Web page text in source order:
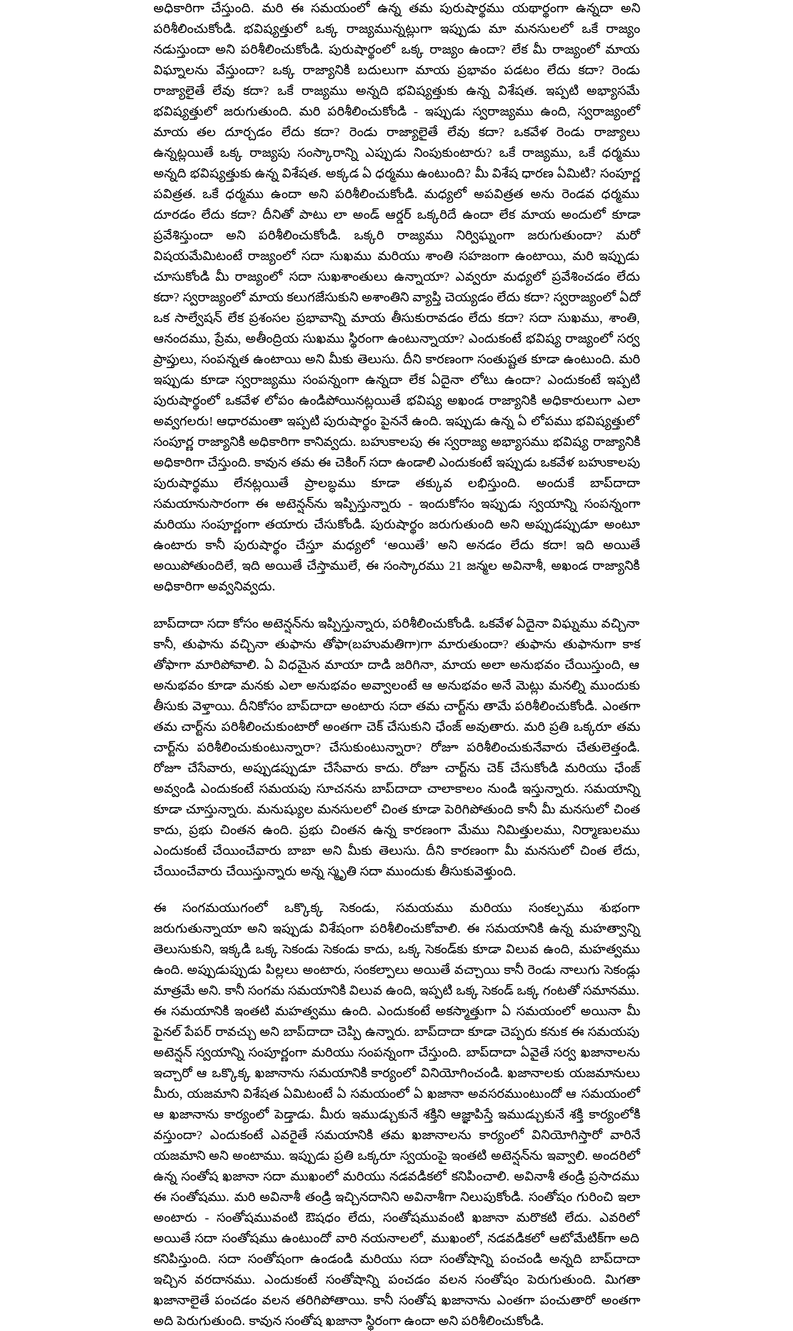
అధికారిగా చేస్తుంది. మరి ఈ సమయంలో ఉన్న తమ పురుషార్థము యథార్థంగా ఉన్నదా అని
పరిశీలించుకోండి. భవిష్యత్తులో ఒక్క రాజ్యమున్నట్లుగా ఇప్పుడు మా మనసులలో ఒకే రాజ్యం
నడుస్తుందా అని పరిశీలించుకోండి. పురుషార్థంలో ఒక్క రాజ్యం ఉందా? లేక మీ రాజ్యంలో మాయ
విఘ్నాలను వేస్తుందా? ఒక్క రాజ్యానికి బదులుగా మాయ ప్రభావం పడటం లేదు కదా? రెండు
రాజ్యాలైతే లేవు కదా? ఒకే రాజ్యము అన్నది భవిష్యత్తుకు ఉన్న విశేషత. ఇప్పటి అభ్యాసమే
భవిష్యత్తులో జరుగుతుంది. మరి పరిశీలించుకోండి - ఇప్పుడు స్వరాజ్యము ఉంది, స్వరాజ్యంలో
మాయ తల దూర్చడం లేదు కదా? రెండు రాజ్యాలైతే లేవు కదా? ఒకవేళ రెండు రాజ్యాలు
ఉన్నట్లయితే ఒక్క రాజ్యపు సంస్కారాన్ని ఎప్పుడు నింపుకుంటారు? ఒకే రాజ్యము, ఒకే ధర్మము
అన్నది భవిష్యత్తుకు ఉన్న విశేషత. అక్కడ ఏ ధర్మము ఉంటుంది? మీ విశేష ధారణ ఏమిటి? సంపూర్ణ
పవిత్రత. ఒకే ధర్మము ఉందా అని పరిశీలించుకోండి. మధ్యలో అపవిత్రత అను రెండవ ధర్మము
దూరడం లేదు కదా? దీనితో పాటు లా అండ్‌ ఆర్డర్‌ ఒక్కరిదే ఉందా లేక మాయ అందులో కూడా
ప్రవేశిస్తుందా అని పరిశీలించుకోండి. ఒక్కరి రాజ్యము నిర్విఘ్నంగా జరుగుతుందా? మరో
విషయమేమిటంటే రాజ్యంలో సదా సుఖము మరియు శాంతి సహజంగా ఉంటాయి, మరి ఇప్పుడు
చూసుకోండి మీ రాజ్యంలో సదా సుఖశాంతులు ఉన్నాయా? ఎవ్వరూ మధ్యలో ప్రవేశించడం లేదు
కదా? స్వరాజ్యంలో మాయ కలుగజేసుకుని అశాంతిని వ్యాప్తి చెయ్యడం లేదు కదా? స్వరాజ్యంలో ఏదో
ఒక సాల్వేషన్‌ లేక ప్రశంసల ప్రభావాన్ని మాయ తీసుకురావడం లేదు కదా? సదా సుఖము, శాంతి,
ఆనందము, ప్రేమ, అతీంద్రియ సుఖము స్థిరంగా ఉంటున్నాయా? ఎందుకంటే భవిష్య రాజ్యంలో సర్వ
ప్రాప్తులు, సంపన్నత ఉంటాయి అని మీకు తెలుసు. దీని కారణంగా సంతుష్టత కూడా ఉంటుంది. మరి
ఇప్పుడు కూడా స్వరాజ్యము సంపన్నంగా ఉన్నదా లేక ఏదైనా లోటు ఉందా? ఎందుకంటే ఇప్పటి
పురుషార్థంలో ఒకవేళ లోపం ఉండిపోయినట్లయితే భవిష్య అఖండ రాజ్యానికి అధికారులుగా ఎలా
అవ్వగలరు! ఆధారమంతా ఇప్పటి పురుషార్థం పైననే ఉంది. ఇప్పుడు ఉన్న ఏ లోపము భవిష్యత్తులో
సంపూర్ణ రాజ్యానికి అధికారిగా కానివ్వదు. బహుకాలపు ఈ స్వరాజ్య అభ్యాసము భవిష్య రాజ్యానికి
అధికారిగా చేస్తుంది. కావున తమ ఈ చెకింగ్‌ సదా ఉండాలి ఎందుకంటే ఇప్పుడు ఒకవేళ బహుకాలపు
పురుషార్థము లేనట్లయితే ప్రాలబ్ధము కూడా తక్కువ లభిస్తుంది. అందుకే బాప్‌దాదా
సమయానుసారంగా ఈ అటెన్షన్‌ను ఇప్పిస్తున్నారు - ఇందుకోసం ఇప్పుడు స్వయాన్ని సంపన్నంగా
మరియు సంపూర్ణంగా తయారు చేసుకోండి. పురుషార్థం జరుగుతుంది అని అప్పుడప్పుడూ అంటూ
ఉంటారు కానీ పురుషార్థం చేస్తూ మధ్యలో ‘అయితే’ అని అనడం లేదు కదా! ఇది అయితే
అయిపోతుందిలే, ఇది అయితే చేస్తాములే, ఈ సంస్కారము 21 జన్మల అవినాశీ, అఖండ రాజ్యానికి
అధికారిగా అవ్వనివ్వదు.
బాప్‌దాదా సదా కోసం అటెన్షన్‌ను ఇప్పిస్తున్నారు, పరిశీలించుకోండి. ఒకవేళ ఏదైనా విఘ్నము వచ్చినా
కానీ, తుఫాను వచ్చినా తుఫాను తోఫా(బహుమతిగా)గా మారుతుందా? తుఫాను తుఫానుగా కాక
తోఫాగా మారిపోవాలి. ఏ విధమైన మాయా దాడి జరిగినా, మాయ అలా అనుభవం చేయిస్తుంది, ఆ
అనుభవం కూడా మనకు ఎలా అనుభవం అవ్వాలంటే ఆ అనుభవం అనే మెట్లు మనల్ని ముందుకు
తీసుకు వెళ్తాయి. దీనికోసం బాప్‌దాదా అంటారు సదా తమ చార్ట్‌ను తామే పరిశీలించుకోండి. ఎంతగా
తమ చార్ట్‌ను పరిశీలించుకుంటారో అంతగా చెక్‌ చేసుకుని ఛేంజ్‌ అవుతారు. మరి ప్రతి ఒక్కరూ తమ
చార్ట్‌ను పరిశీలించుకుంటున్నారా? చేసుకుంటున్నారా? రోజూ పరిశీలించుకునేవారు చేతులెత్తండి.
రోజూ చేసేవారు, అప్పుడప్పుడూ చేసేవారు కాదు. రోజూ చార్ట్‌ను చెక్‌ చేసుకోండి మరియు ఛేంజ్‌
అవ్వండి ఎందుకంటే సమయపు సూచనను బాప్‌దాదా చాలాకాలం నుండి ఇస్తున్నారు. సమయాన్ని
కూడా చూస్తున్నారు. మనుష్యుల మనసులలో చింత కూడా పెరిగిపోతుంది కానీ మీ మనసులో చింత
కాదు, ప్రభు చింతన ఉంది. ప్రభు చింతన ఉన్న కారణంగా మేము నిమిత్తులము, నిర్మాణులము
ఎందుకంటే చేయించేవారు బాబా అని మీకు తెలుసు. దీని కారణంగా మీ మనసులో చింత లేదు,
చేయించేవారు చేయిస్తున్నారు అన్న స్మృతి సదా ముందుకు తీసుకువెళ్తుంది.
ఈ సంగమయుగంలో ఒక్కొక్క సెకండు, సమయము మరియు సంకల్పము శుభంగా
జరుగుతున్నాయా అని ఇప్పుడు విశేషంగా పరిశీలించుకోవాలి. ఈ సమయానికి ఉన్న మహత్వాన్ని
తెలుసుకుని, ఇక్కడి ఒక్క సెకండు సెకండు కాదు, ఒక్క సెకండ్‌కు కూడా విలువ ఉంది, మహత్వము
ఉంది. అప్పుడుప్పుడు పిల్లలు అంటారు, సంకల్పాలు అయితే వచ్చాయి కానీ రెండు నాలుగు సెకండ్లు
మాత్రమే అని. కానీ సంగమ సమయానికి విలువ ఉంది, ఇప్పటి ఒక్క సెకండ్‍ ఒక్క గంటతో సమానము.
ఈ సమయానికి ఇంతటి మహత్వము ఉంది. ఎందుకంటే అకస్మాత్తుగా ఏ సమయంలో అయినా మీ
ఫైనల్‌ పేపర్‌ రావచ్చు అని బాప్‌దాదా చెప్పి ఉన్నారు. బాప్‌దాదా కూడా చెప్పరు కనుక ఈ సమయపు
అటెన్షన్‌ స్వయాన్ని సంపూర్ణంగా మరియు సంపన్నంగా చేస్తుంది. బాప్‌దాదా ఏవైతే సర్వ ఖజానాలను
ఇచ్చారో ఆ ఒక్కొక్క ఖజానాను సమయానికి కార్యంలో వినియోగించండి. ఖజానాలకు యజమానులు
మీరు, యజమాని విశేషత ఏమిటంటే ఏ సమయంలో ఏ ఖజానా అవసరముంటుందో ఆ సమయంలో
ఆ ఖజానాను కార్యంలో పెడ్తాడు. మీరు ఇముడ్చుకునే శక్తిని ఆజ్ఞాపిస్తే ఇముడ్చుకునే శక్తి కార్యంలోకి
వస్తుందా? ఎందుకంటే ఎవరైతే సమయానికి తమ ఖజానాలను కార్యంలో వినియోగిస్తారో వారినే
యజమాని అని అంటాము. ఇప్పుడు ప్రతి ఒక్కరూ స్వయంపై ఇంతటి అటెన్షన్‌ను ఇవ్వాలి. అందరిలో
ఉన్న సంతోష ఖజానా సదా ముఖంలో మరియు నడవడికలో కనిపించాలి. అవినాశీ తండ్రి ప్రసాదము
ఈ సంతోషము. మరి అవినాశీ తండ్రి ఇచ్చినదానిని అవినాశీగా నిలుపుకోండి. సంతోషం గురించి ఇలా
అంటారు - సంతోషమువంటి ఔషధం లేదు, సంతోషమువంటి ఖజానా మరొకటి లేదు. ఎవరిలో
అయితే సదా సంతోషము ఉంటుందో వారి నయనాలలో, ముఖంలో, నడవడికలో ఆటోమేటిక్‌గా అది
కనిపిస్తుంది. సదా సంతోషంగా ఉండండి మరియు సదా సంతోషాన్ని పంచండి అన్నది బాప్‌దాదా
ఇచ్చిన వరదానము. ఎందుకంటే సంతోషాన్ని పంచడం వలన సంతోషం పెరుగుతుంది. మిగతా
ఖజానాలైతే పంచడం వలన తరిగిపోతాయి. కానీ సంతోష ఖజానాను ఎంతగా పంచుతారో అంతగా
అది పెరుగుతుంది. కావున సంతోష ఖజానా స్థిరంగా ఉందా అని పరిశీలించుకోండి.